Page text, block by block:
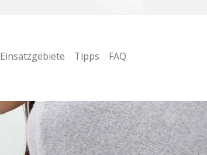
Einsatzgebiete Tipps FAQ